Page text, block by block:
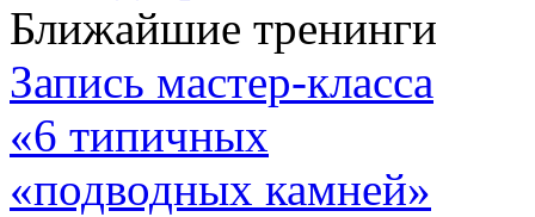
Ближайшие тренинги
Запись мастер-класса
«6 типичных
«подводных камней»